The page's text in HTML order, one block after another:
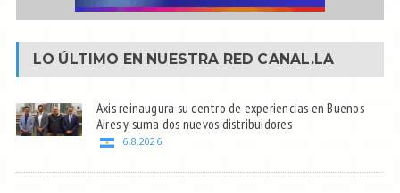
LO ÚLTIMO EN NUESTRA RED CANAL.LA
Axis reinaugura su centro de experiencias en Buenos
Aires y suma dos nuevos distribuidores
6.8.2026